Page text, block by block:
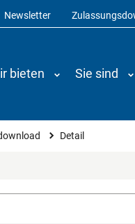
Newsletter
bieten Sie sind
Detail